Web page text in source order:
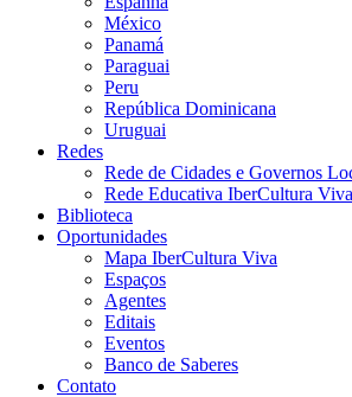
México
Panamá
Paraguai
Peru
República Dominicana
Uruguai
Redes
Rede de Cidades e Governos
Rede Educativa IberCultura Viva
Biblioteca
Oportunidades
Mapa IberCultura Viva
Espaços
Agentes
Editais
Eventos
Banco de Saberes
Contato